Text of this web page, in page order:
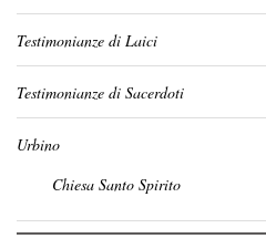
Testimonianze di Laici
Testimonianze di Sacerdoti
Urbino
Chiesa Santo Spirito